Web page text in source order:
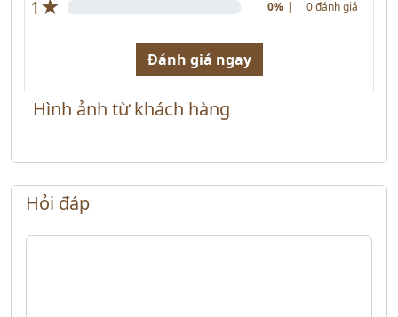
1 ★ 0% | 0 đánh giá
Đánh giá ngay
Hình ảnh từ khách hàng
Hỏi đáp